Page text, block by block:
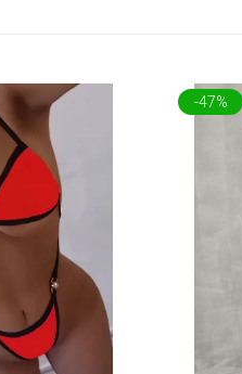
-47%